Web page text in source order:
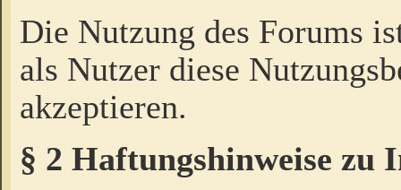
Die Nutzung des Forums
als Nutzer diese
akzeptieren.
§ 2 Haftungshinweise zu